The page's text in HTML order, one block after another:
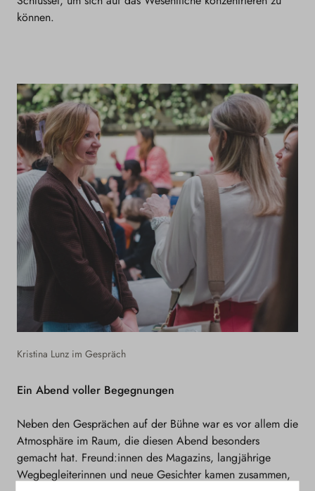
können.
Kristina Lunz im Gespräch
Ein Abend voller Begegnungen
Neben den Gesprächen auf der Bühne war es vor allem die
Atmosphäre im Raum, die diesen Abend besonders
gemacht hat. Freund:innen des Magazins, langjährige
Wegbegleiterinnen und neue Gesichter kamen zusammen,